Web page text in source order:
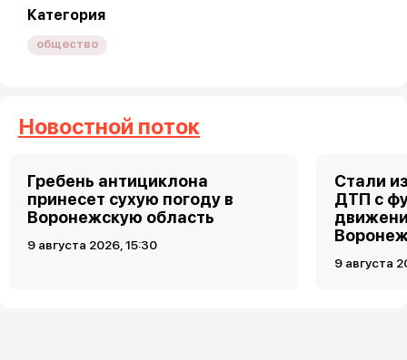
Категория
общество
Новостной поток
Гребень антициклона
принесет сухую погоду в
Воронежскую область
9 августа 2026, 15:30
Стали
ДТП с
9 августа